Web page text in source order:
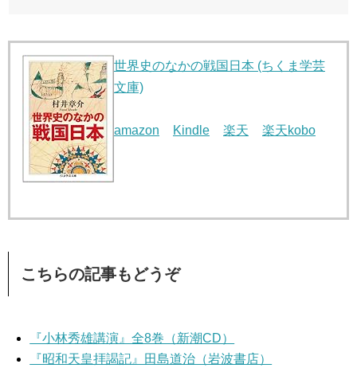
世界史のなかの戦国日本 (ちくま学芸
文庫)
amazon Kindle 楽天 楽天kobo
こちらの記事もどうぞ
『小林秀雄講演』全8巻（新潮CD）
『昭和天皇拝謁記』田島道治（岩波書店）